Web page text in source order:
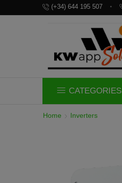
(+34) 644 195 507
CATEGORIES
Home Inverters